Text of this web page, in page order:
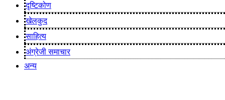
दृष्टिकोण
खेलकुद
साहित्य
अंग्रेजी समाचार
अन्य